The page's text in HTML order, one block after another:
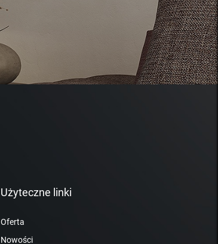
Użyteczne linki
Oferta
Nowości